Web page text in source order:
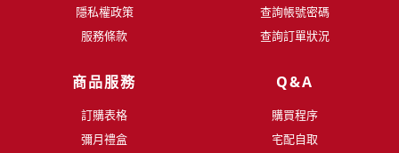
隱私權政策
服務條款
查詢帳號密碼
查詢訂單狀況
商品服務
訂購表格
彌月禮盒
Q&A
購買程序
宅配自取